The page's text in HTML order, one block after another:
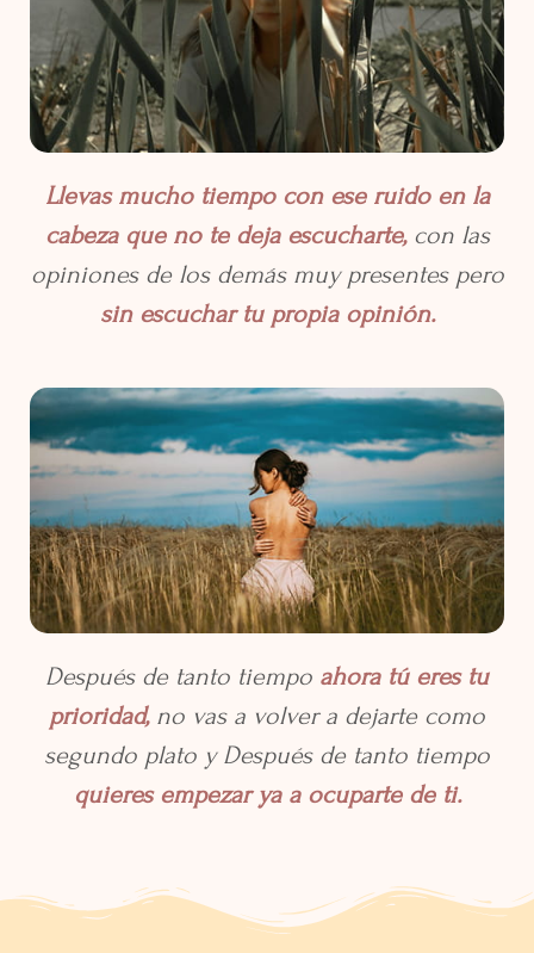
Llevas mucho tiempo con ese ruido en la
cabeza que no te deja escucharte,con las
opiniones de los demás muy presentes pero
sin escuchar tu propia opinión.
Después de tanto tiempo ahora tú eres tu
prioridad,no vas a volver a dejarte como
segundo plato y Después de tanto tiempo
quieres empezar ya a ocuparte de ti.